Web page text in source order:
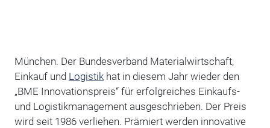
München. Der Bundesverband Materialwirtschaft,
Einkauf und Logistikhat in diesem Jahr wieder den
„BME Innovationspreis“ für erfolgreiches Einkaufs-
und Logistikmanagement ausgeschrieben. Der Preis
wird seit 1986 verliehen. Prämiert werden innovative